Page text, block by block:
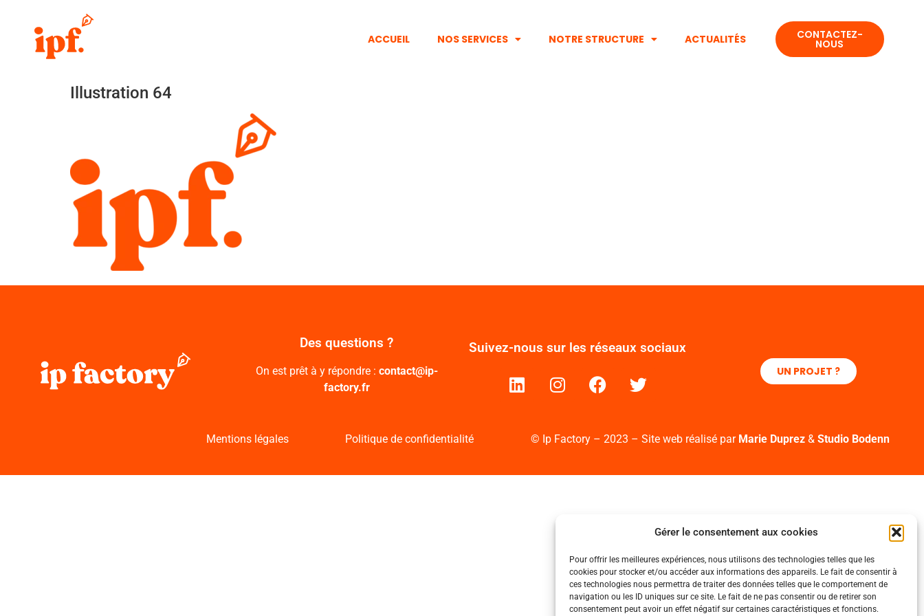
Gérer le consentement aux cookies
Pour offrir les meilleures expériences, nous utilisons des technologies telles que les
cookies pour stocker et/ou accéder aux informations des appareils. Le fait de consentir à
ces technologies nous permettra de traiter des données telles que le comportement de
navigation ou les ID uniques sur ce site. Le fait de ne pas consentir ou de retirer son
consentement peut avoir un effet négatif sur certaines caractéristiques et fonctions.
ACCUEIL NOS SERVICES NOTRE STRUCTURE ACTUALITÉS CONTACTEZ-
NOUS
Illustration 64
Des questions ?
On est prêt à y répondre : contact@ip-
factory.fr
Suivez-nous sur les réseaux sociaux
UN PROJET ?
Mentions légales Politique de confidentialité © Ip Factory – 2023 – Site web réalisé par Marie Duprez &Studio Bodenn